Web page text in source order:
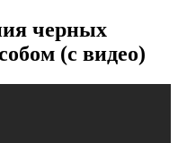
черных
(с видео)